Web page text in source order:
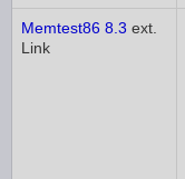
Memtest86 8.3 ext.
Link